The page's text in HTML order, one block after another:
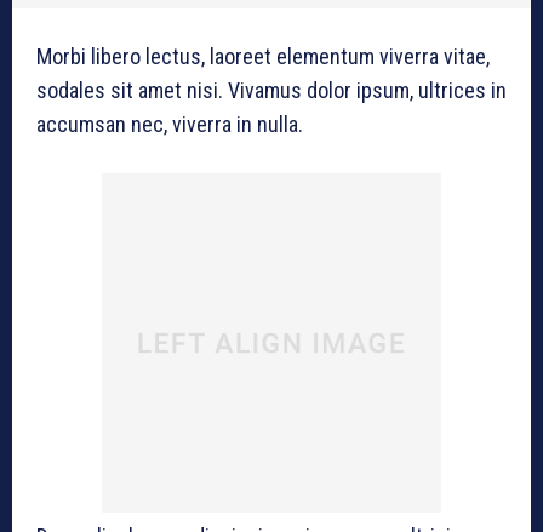
Morbi libero lectus, laoreet elementum viverra vitae,
sodales sit amet nisi. Vivamus dolor ipsum, ultrices in
accumsan nec, viverra in nulla.